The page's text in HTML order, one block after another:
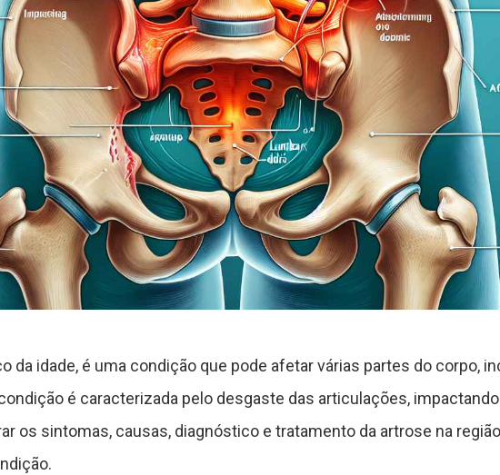
da idade, é uma condição que pode afetar várias partes do corpo,
é caracterizada pelo desgaste das articulações,
os sintomas, causas, diagnóstico e tratamento da artrose na